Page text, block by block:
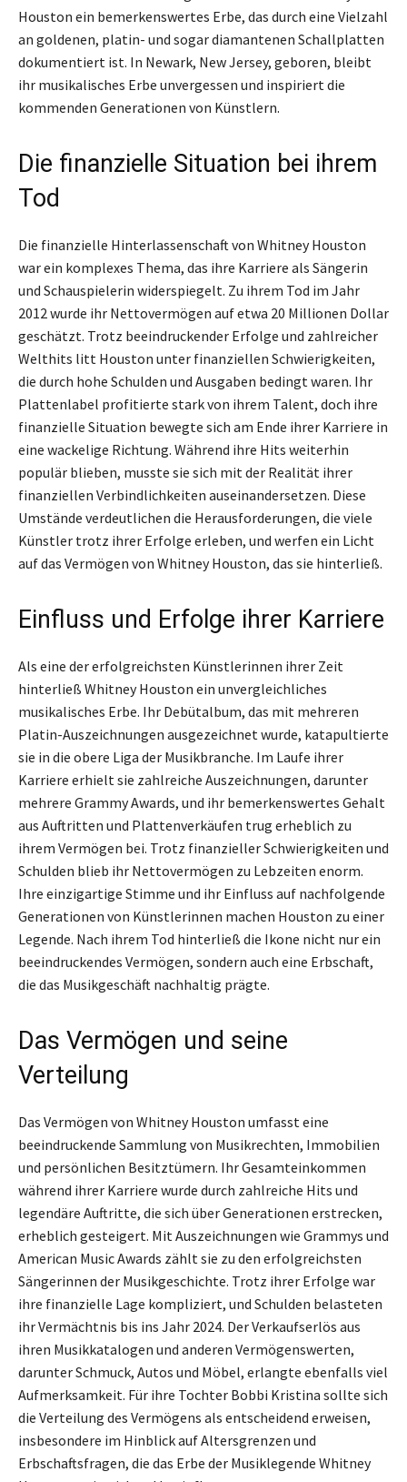
Houston ein bemerkenswertes Erbe, das durch eine Vielzahl
an goldenen, platin- und sogar diamantenen Schallplatten
dokumentiert ist. In Newark, New Jersey, geboren, bleibt
ihr musikalisches Erbe unvergessen und inspiriert die
kommenden Generationen von Künstlern.
Die finanzielle Situation bei ihrem
Tod
Die finanzielle Hinterlassenschaft von Whitney Houston
war ein komplexes Thema, das ihre Karriere als Sängerin
und Schauspielerin widerspiegelt. Zu ihrem Tod im Jahr
2012 wurde ihr Nettovermögen auf etwa 20 Millionen Dollar
geschätzt. Trotz beeindruckender Erfolge und zahlreicher
Welthits litt Houston unter finanziellen Schwierigkeiten,
die durch hohe Schulden und Ausgaben bedingt waren. Ihr
Plattenlabel profitierte stark von ihrem Talent, doch ihre
finanzielle Situation bewegte sich am Ende ihrer Karriere in
eine wackelige Richtung. Während ihre Hits weiterhin
populär blieben, musste sie sich mit der Realität ihrer
finanziellen Verbindlichkeiten auseinandersetzen. Diese
Umstände verdeutlichen die Herausforderungen, die viele
Künstler trotz ihrer Erfolge erleben, und werfen ein Licht
auf das Vermögen von Whitney Houston, das sie hinterließ.
Einfluss und Erfolge ihrer Karriere
Als eine der erfolgreichsten Künstlerinnen ihrer Zeit
hinterließ Whitney Houston ein unvergleichliches
musikalisches Erbe. Ihr Debütalbum, das mit mehreren
Platin-Auszeichnungen ausgezeichnet wurde, katapultierte
sie in die obere Liga der Musikbranche. Im Laufe ihrer
Karriere erhielt sie zahlreiche Auszeichnungen, darunter
mehrere Grammy Awards, und ihr bemerkenswertes Gehalt
aus Auftritten und Plattenverkäufen trug erheblich zu
ihrem Vermögen bei. Trotz finanzieller Schwierigkeiten und
Schulden blieb ihr Nettovermögen zu Lebzeiten enorm.
Ihre einzigartige Stimme und ihr Einfluss auf nachfolgende
Generationen von Künstlerinnen machen Houston zu einer
Legende. Nach ihrem Tod hinterließ die Ikone nicht nur ein
beeindruckendes Vermögen, sondern auch eine Erbschaft,
die das Musikgeschäft nachhaltig prägte.
Das Vermögen und seine
Verteilung
Das Vermögen von Whitney Houston umfasst eine
beeindruckende Sammlung von Musikrechten, Immobilien
und persönlichen Besitztümern. Ihr Gesamteinkommen
während ihrer Karriere wurde durch zahlreiche Hits und
legendäre Auftritte, die sich über Generationen erstrecken,
erheblich gesteigert. Mit Auszeichnungen wie Grammys und
American Music Awards zählt sie zu den erfolgreichsten
Sängerinnen der Musikgeschichte. Trotz ihrer Erfolge war
ihre finanzielle Lage kompliziert, und Schulden belasteten
ihr Vermächtnis bis ins Jahr 2024. Der Verkaufserlös aus
ihren Musikkatalogen und anderen Vermögenswerten,
darunter Schmuck, Autos und Möbel, erlangte ebenfalls viel
Aufmerksamkeit. Für ihre Tochter Bobbi Kristina sollte sich
die Verteilung des Vermögens als entscheidend erweisen,
insbesondere im Hinblick auf Altersgrenzen und
Erbschaftsfragen, die das Erbe der Musiklegende Whitney